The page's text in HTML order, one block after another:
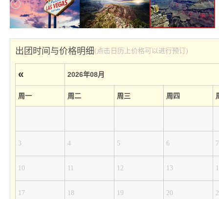
出团时间与价格明细(点击日历上价格可以进行预订)
« 2026年08月
周一 周二 周三 周四
3 4 5 6 7
10 11 12 13
17 18 19 20